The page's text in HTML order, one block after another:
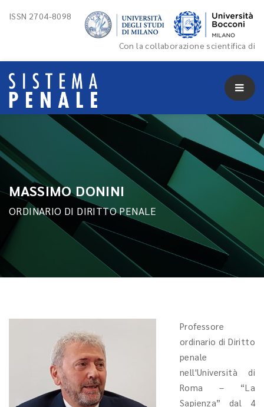
ISSN 2704-8098
Con la collaborazione scientifica di
MASSIMO DONINI
ORDINARIO DI DIRITTO PENALE
Professore
ordinario di Diritto
penale
nell'Università di
Roma – “La
Sapienza” dal 4